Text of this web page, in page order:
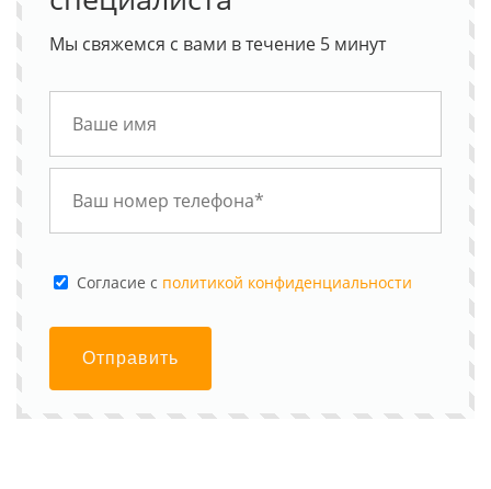
Мы свяжемся с вами в течение 5 минут
Cогласие с политикой конфиденциальности
Отправить